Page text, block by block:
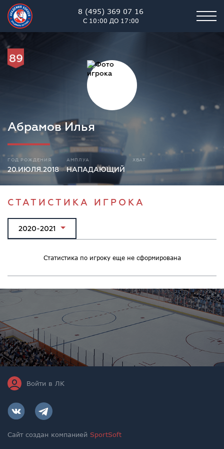
8 (495) 369 07 16
С 10:00 ДО 17:00
89
Абрамов Илья
ГОД РОЖДЕНИЯ
20.ИЮЛЯ.2018
АМПЛУА
НАПАДАЮЩИЙ
ХВАТ
СТАТИСТИКА ИГРОКА
2020-2021
Статистика по игроку еще не сформирована
Войти в ЛК
Сайт создан компанией SportSoft